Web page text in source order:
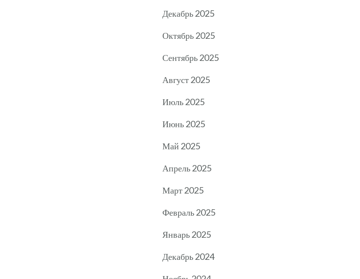
Декабрь 2025
Октябрь 2025
Сентябрь 2025
Август 2025
Июль 2025
Июнь 2025
Май 2025
Апрель 2025
Март 2025
Февраль 2025
Январь 2025
Декабрь 2024